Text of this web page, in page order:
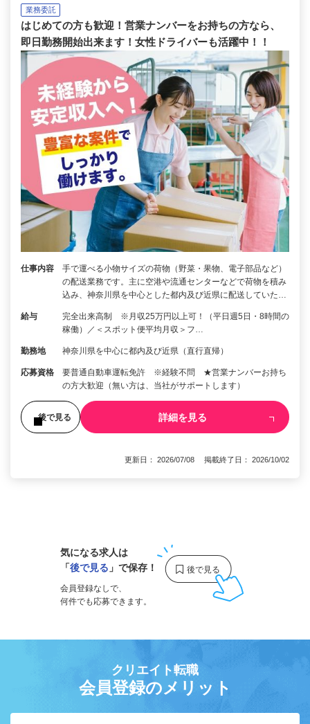
業務委託
はじめての方も歓迎！営業ナンバーをお持ちの方なら、
即日勤務開始出来ます！女性ドライバーも活躍中！！
仕事内容
手で運べる小物サイズの荷物（野菜・果物、電子部品など）
の配送業務です。主に空港や流通センターなどで荷物を積み
込み、神奈川県を中心とした都内及び近県に配送していた…
給与
完全出来高制 ※月収25万円以上可！（平日週5日・8時間の
稼働）／＜スポット便平均月収＞フ…
勤務地 神奈川県を中心に都内及び近県（直行直帰）
応募資格
要普通自動車運転免許 ※経験不問 ★営業ナンバーお持ち
の方大歓迎（無い方は、当社がサポートします）
後で見る 詳細を見る
更新日： 2026/07/08 掲載終了日： 2026/10/02
気になる求人は
「後で見る 」で保存！
会員登録なしで、
何件でも応募できます。
クリエイト転職
会員登録のメリット